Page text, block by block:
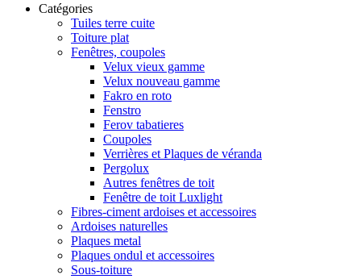
Catégories
Tuiles terre cuite
Toiture plat
Fenêtres, coupoles
Velux vieux gamme
Velux nouveau gamme
Fakro en roto
Fenstro
Ferov tabatieres
Coupoles
Verrières et Plaques de véranda
Pergolux
Autres fenêtres de toit
Fenêtre de toit Luxlight
Fibres-ciment ardoises et accessoires
Ardoises naturelles
Plaques metal
Plaques ondul et accessoires
Sous-toiture